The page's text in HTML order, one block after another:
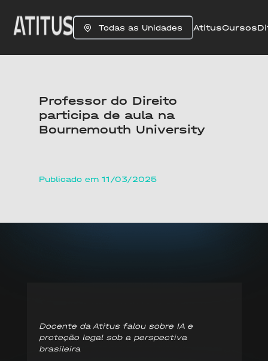
Todas as Unidades AtitusCursos
Professor do Direito
participa de aula na
Bournemouth University
Publicado em 11/03/2025
Docente da Atitus falou sobre IA e
proteção legal sob a perspectiva
brasileira